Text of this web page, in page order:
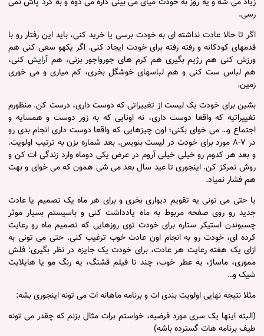
رسی.
اگر تا حالا عادت نداشته ای به خودت برسی یا خرید کنی، باید این رفتار رو با
قدمهای کودکانه و رفته رفته برای خودت ایجاد کنی. اگر یکهو سعی کنی هم
ورزش کنی هم رژیم بگیری هم کرم های جورواجور بزنی، هم آرایش کنی،
هم لباس ست کنی و هم لباسهای خوشگل بخری، کم میاری و می خوری
زمین.
بشین برای خودت یک لیست از تغییراتی که دوست داری، درست کن. منظورم
تغییراتیه که واقعا دوست داری، نه اونایی که به زور دوست و همسایه و
اجتماع و… می خوای بکنی؛ اون چیزهایی که واقعا دوست داری انجام بدی رو
در ۷-۸ مورد برای خودت در لیست بنویس. بعد شماره بزن به ترتیب اولویت.
و بعد هر کدوم رو خیلی خیلی آروم در عرض یکی دوماه وارد زندگی ات کن و
روش تمرکز کن. اینجوری تا عید سال بعد می شی همون که می خوای و بهت
هم فشار نمیاد.
یا حتی می تونی یه تقویم دیواری بخری و برای هر ماه یک تصمیم یا عادت
جدید رو روی صفحه مربوط به ماه یادداشت کنی و باسیستم بسیار موثر
چسبوندن استیکر ستاره برای خودت توی روزهایی که تصمیم ماه رو رعایت
کرده ای، خودت رو به انجام اون عادت خوب ترغیب کنی. حتی می تونی به
ازای یک هفته رعایت هر عادت، برای خودت یک جایزه در نظر بگیری: فلش
مموری، ماساژ، یه عطر خوب، چند تا فیلم قشنگ، یه رنگ مو یا هایلایت
شیک و…
مثلا نتیجه نهایی اولویت بندی ات و برنامه ماهانه ات می تونه اینجوری بشه:
(البته اینها یک سری مورد فرضیه، خواستم برات مثال بزنم که چقدر می تونه
طیف برنامه هات گسترده باشه)